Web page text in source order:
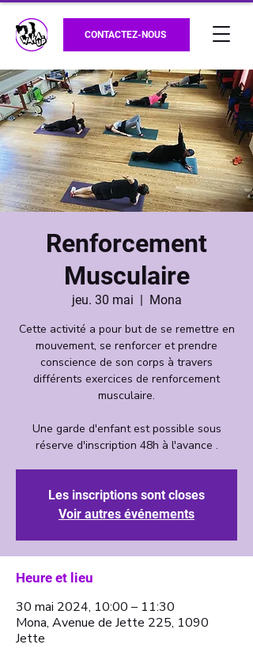
CONTACTEZ-NOUS
Renforcement
Musculaire
jeu. 30 mai
  |
Mona
Cette activité a pour but de se remettre en
mouvement, se renforcer et prendre
conscience de son corps à travers
différents exercices de renforcement
musculaire.
Une garde d'enfant est possible sous
Les inscriptions sont closes
Voir autres événements
Heure et lieu
30 mai 2024, 10:00 – 11:30
Mona, Avenue de Jette 225, 1090
Jette